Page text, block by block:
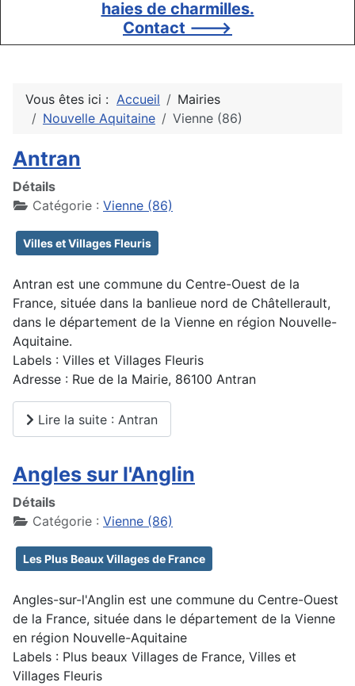
haies de charmilles.
Contact --->
Vous êtes ici : Accueil
Mairies
Nouvelle Aquitaine
Vienne (86)
Antran
Détails
Catégorie : Vienne (86)
Villes et Villages Fleuris
Antran est une commune du Centre-Ouest de la
France, située dans la banlieue nord de Châtellerault,
dans le département de la Vienne en région Nouvelle-
Aquitaine.
Labels : Villes et Villages Fleuris
Adresse : Rue de la Mairie, 86100 Antran
Lire la suite : Antran
Angles sur l'Anglin
Détails
Catégorie : Vienne (86)
Les Plus Beaux Villages de France
Angles-sur-l'Anglin est une commune du Centre-Ouest
de la France, située dans le département de la Vienne
en région Nouvelle-Aquitaine
Labels : Plus beaux Villages de France, Villes et
Villages Fleuris